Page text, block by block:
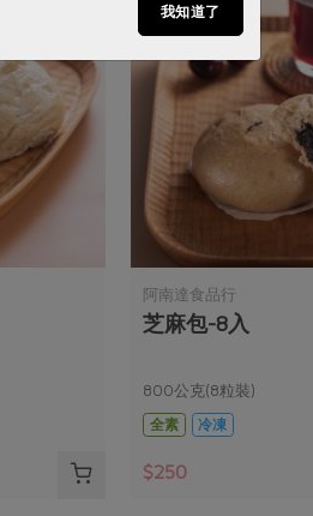
阿南達食品行
芝麻包-8入
800公克(8粒裝)
全素
冷凍
$250
我知道了